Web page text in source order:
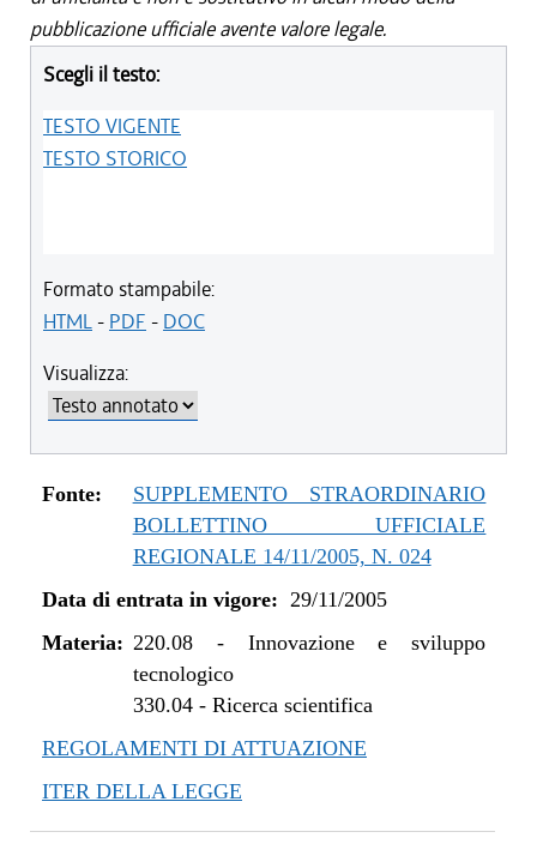
pubblicazione ufficiale avente valore legale.
Scegli il testo:
TESTO VIGENTE
TESTO STORICO
Formato stampabile:
HTML- PDF - DOC
Visualizza:
Fonte:
SUPPLEMENTO STRAORDINARIO
BOLLETTINO UFFICIALE
REGIONALE 14/11/2005, N. 024
Data di entrata in vigore: 29/11/2005
Materia: 220.08- Innovazione e sviluppo
tecnologico
330.04- Ricerca scientifica
REGOLAMENTI DI ATTUAZIONE
ITER DELLA LEGGE